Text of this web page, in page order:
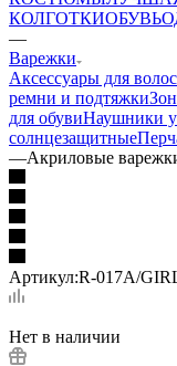
КОЛГОТКИОБУВЬ
—
Варежки
Аксессуары для волос
ремни и подтяжки
для обувиНаушники
солнцезащитные
—Акриловые
Артикул:R-017A/
Нет в наличии